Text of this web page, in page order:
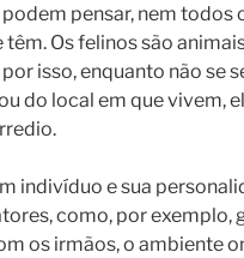
pensar, nem todos
Os felinos são
isso, enquanto não se
do local em que vivem,
indivíduo e sua
como, por exemplo,
os irmãos, o ambiente